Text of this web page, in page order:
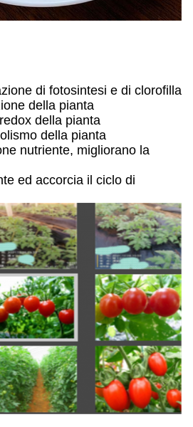
di fotosintesi e di clorofilla
della pianta
della pianta
della pianta
nutriente, migliorano la
ed accorcia il ciclo di